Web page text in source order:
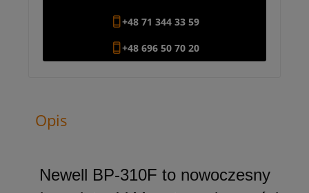
+48 71 344 33 59
+48 696 50 70 20
Opis
Newell BP-310F to nowoczesny